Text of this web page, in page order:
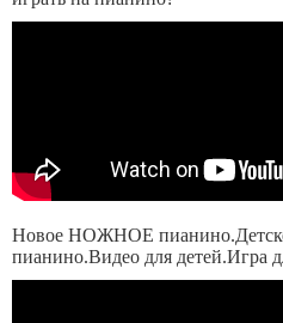
Новое НОЖНОЕ
пианино.Видео для детей.Игра